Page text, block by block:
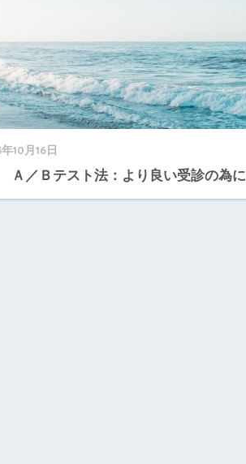
10月16日
Ａ／Ｂテスト法：より良い受診の為に